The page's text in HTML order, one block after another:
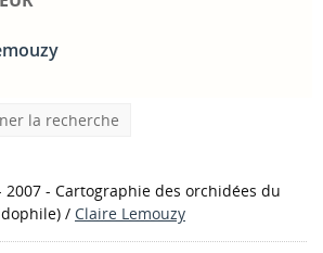
la recherche
2007 - Cartographie des orchidées du
/ Claire Lemouzy